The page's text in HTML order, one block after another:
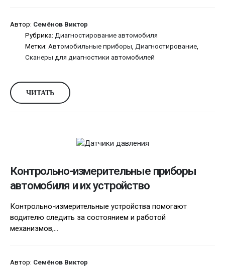
Автор: Семёнов Виктор
Рубрика: Диагностирование автомобиля
Метки: Автомобильные приборы Диагностирование
Сканеры для диагностики автомобилей
ЧИТАТЬ
Контрольно-измерительные приборы
автомобиля и их устройство
Контрольно-измерительные устройства помогают
водителю следить за состоянием и работой
механизмов,...
Автор: Семёнов Виктор